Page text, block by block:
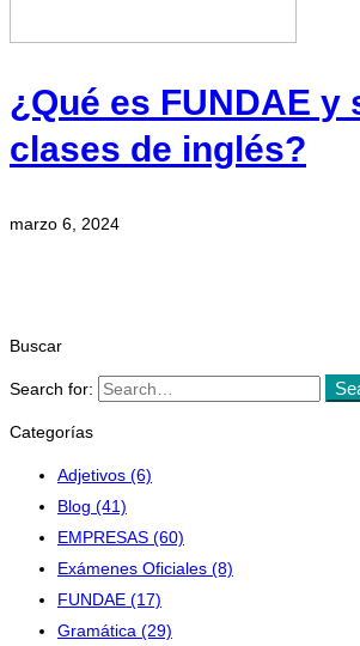
¿Qué es FUNDAE y
clases de inglés?
marzo 6, 2024
Buscar
Search for:
Categorías
Adjetivos (6)
Blog (41)
EMPRESAS (60)
Exámenes Oficiales (8)
FUNDAE (17)
Gramática (29)